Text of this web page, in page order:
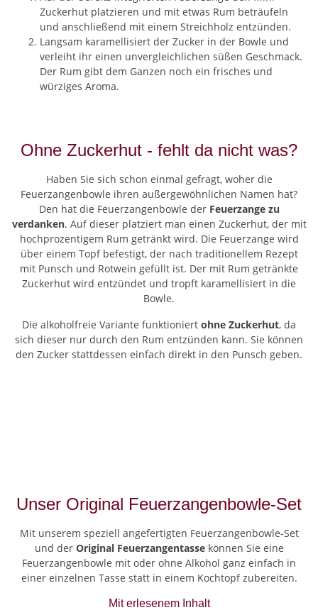
Zuckerhut platzieren und mit etwas Rum beträufeln
und anschließend mit einem Streichholz entzünden.
Langsam karamellisiert der Zucker in der Bowle und
verleiht ihr einen unvergleichlichen süßen Geschmack.
Der Rum gibt dem Ganzen noch ein frisches und
würziges Aroma.
Ohne Zuckerhut - fehlt da nicht was?
Haben Sie sich schon einmal gefragt, woher die
Feuerzangenbowle ihren außergewöhnlichen Namen hat?
Den hat die Feuerzangenbowle der Feuerzange zu
verdanken. Auf dieser platziert man einen Zuckerhut, der mit
hochprozentigem Rum getränkt wird. Die Feuerzange wird
über einem Topf befestigt, der nach traditionellem Rezept
mit Punsch und Rotwein gefüllt ist. Der mit Rum getränkte
Zuckerhut wird entzündet und tropft karamellisiert in die
Bowle.
Die alkoholfreie Variante funktioniert ohne Zuckerhut, da
sich dieser nur durch den Rum entzünden kann. Sie können
den Zucker stattdessen einfach direkt in den Punsch geben.
Unser Original Feuerzangenbowle-Set
Mit unserem speziell angefertigten Feuerzangenbowle-Set
und der Original Feuerzangentassekönnen Sie eine
Feuerzangenbowle mit oder ohne Alkohol ganz einfach in
einer einzelnen Tasse statt in einem Kochtopf zubereiten.
Mit erlesenem Inhalt